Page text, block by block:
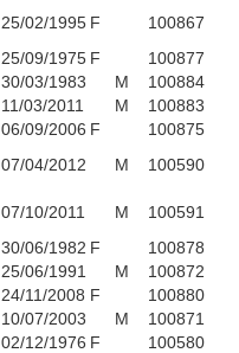
25/02/1995 F
100867
25/09/1975 F
100877
30/03/1983 M
100884
11/03/2011 M
100883
06/09/2006 F
100875
07/04/2012 M
100590
07/10/2011 M
100591
30/06/1982 F
100878
25/06/1991 M
100872
24/11/2008 F
100880
10/07/2003 M
100871
02/12/1976 F
100580